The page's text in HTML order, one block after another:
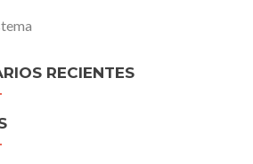
RECIENTES